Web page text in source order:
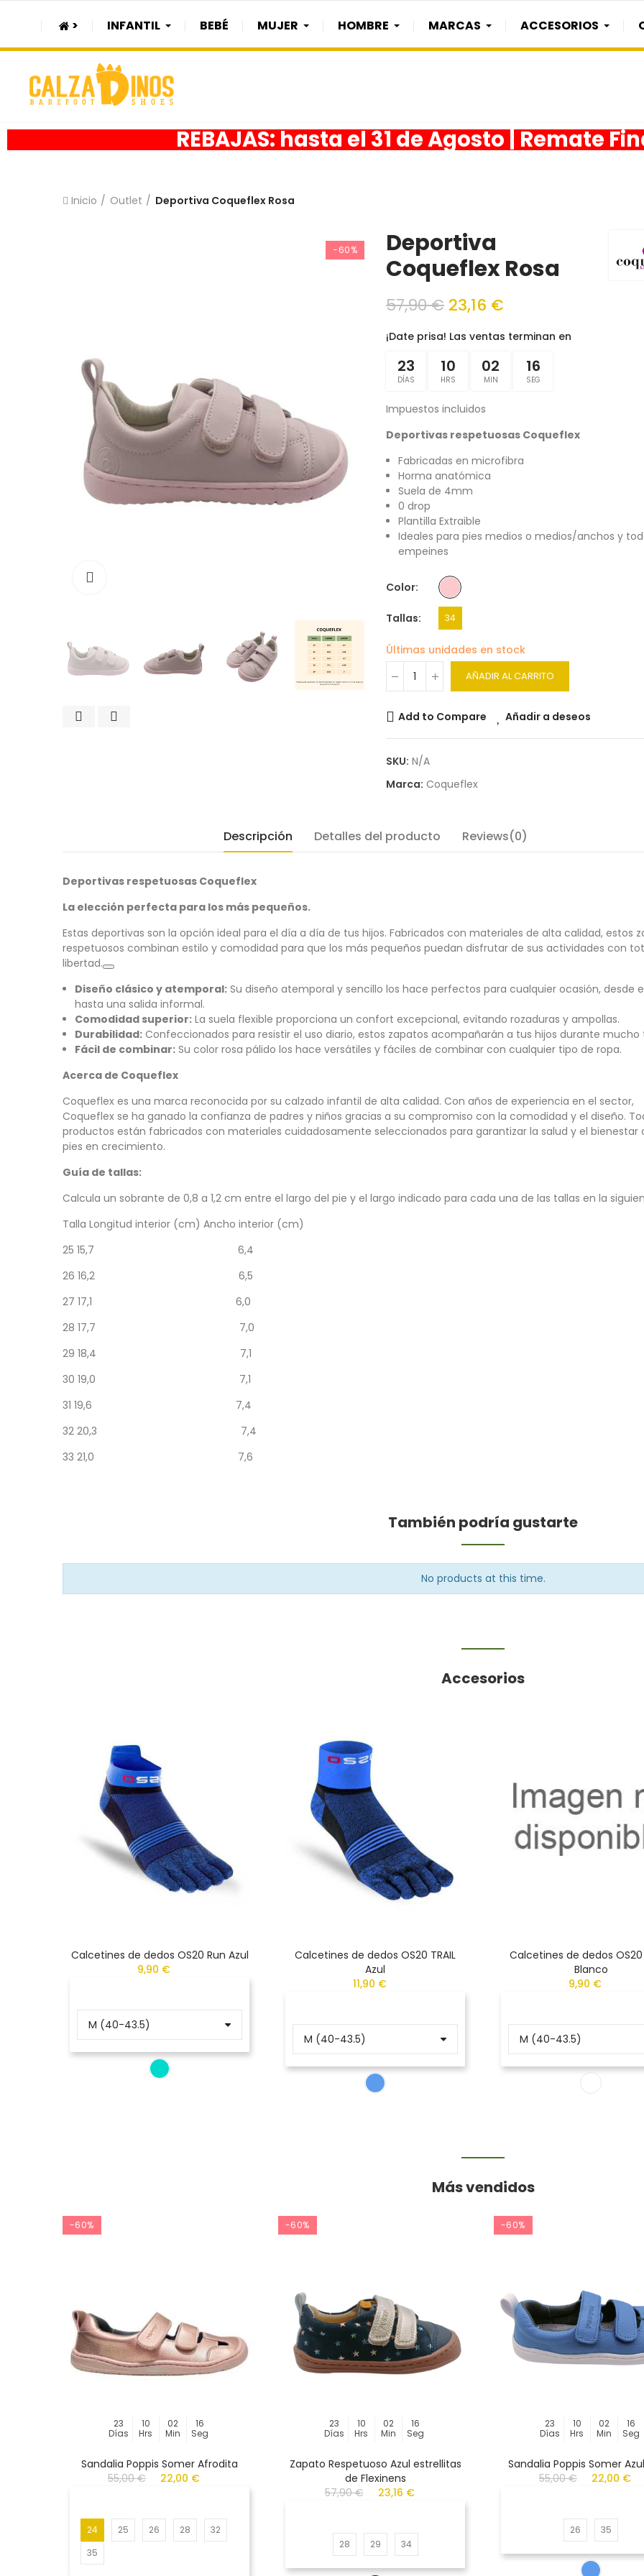
> INFANTIL BEBÉ MUJER HOMBRE MARCAS ACCESORIOS
REBAJAS: hasta el 31 de Agosto | Remate
Inicio Outlet Deportiva Coqueflex Rosa
-60%
Deportiva
Coqueflex Rosa
57,90 € 23,16 €
¡Date prisa! Las ventas terminan en
23
DÍAS
10
HRS
02
MIN
16
SEG
Impuestos incluidos
Deportivas respetuosas Coqueflex
Fabricadas en microfibra
Horma anatómica
Suela de 4mm
0 drop
Plantilla Extraible
Ideales para pies medios o medios/anchos y
empeines
Color
Tallas 34
Últimas unidades en stock
AÑADIR AL CARRITO
Add to Compare Añadir a deseos
SKU: N/A
Marca: Coqueflex
Descripción Detalles del producto Reviews(0)
Deportivas respetuosas Coqueflex
La elección perfecta para los más pequeños.
Estas deportivas son la opción ideal para el día a día de tus hijos. Fabricados con materiales de alta calidad, estos
respetuosos combinan estilo y comodidad para que los más pequeños puedan disfrutar de sus actividades con
libertad.
Diseño clásico y atemporal: Su diseño atemporal y sencillo los hace perfectos para cualquier ocasión, desde
hasta una salida informal.
Comodidad superior: La suela flexible proporciona un confort excepcional, evitando rozaduras y ampollas.
Durabilidad: Confeccionados para resistir el uso diario, estos zapatos acompañarán a tus hijos durante mucho
Fácil de combinar: Su color rosa pálido los hace versátiles y fáciles de combinar con cualquier tipo de ropa.
Acerca de Coqueflex
Coqueflex es una marca reconocida por su calzado infantil de alta calidad. Con años de experiencia en el sector,
Coqueflex se ha ganado la confianza de padres y niños gracias a su compromiso con la comodidad y el diseño.
productos están fabricados con materiales cuidadosamente seleccionados para garantizar la salud y el bienestar
pies en crecimiento.
Guía de tallas:
Calcula un sobrante de 0,8 a 1,2 cm entre el largo del pie y el largo indicado para cada una de las tallas en la
Talla Longitud interior (cm) Ancho interior (cm)
25 15,7
6,4
26 16,2
6,5
27 17,1
6,0
28 17,7
7,0
29 18,4
7,1
30 19,0
7,1
31 19,6
7,4
32 20,3
7,4
33 21,0 7,6
También podría gustarte
No products at this time.
Accesorios
Calcetines de dedos OS20 Run Azul
9,90 €
Calcetines de dedos OS20 TRAIL
Azul
11,90 €
Calcetines de dedos
Blanco
9,90 €
Más vendidos
-60%
23
Días
10
Hrs
02
Min
16
Seg
Sandalia Poppis Somer Afrodita
55,00 €
22,00 €
24 25 26 28
32
35
-60%
23
Días
10
Hrs
02
Min
16
Seg
Zapato Respetuoso Azul estrellitas
de Flexinens
57,90 €
23,16 €
28 29 34
-60%
23
Días
10
Hrs
02
Min
16
Seg
Sandalia Poppis Somer
55,00 €
22,00 €
26 35